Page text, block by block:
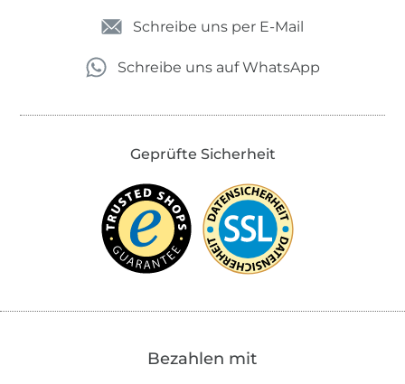
Schreibe uns per E-Mail
Schreibe uns auf WhatsApp
Geprüfte Sicherheit
Bezahlen mit